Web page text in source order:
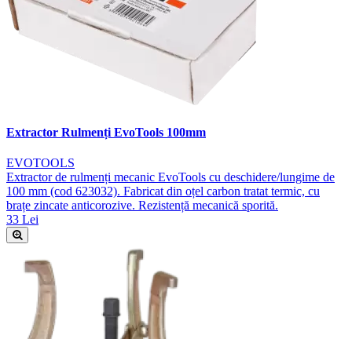
Extractor Rulmenți EvoTools 100mm
EVOTOOLS
Extractor de rulmenți mecanic EvoTools cu deschidere/lungime de
100 mm (cod 623032). Fabricat din oțel carbon tratat termic, cu
brațe zincate anticorozive. Rezistență mecanică sporită.
33 Lei